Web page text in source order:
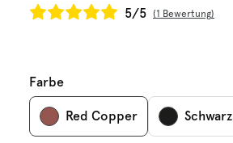
5/5
1 Bewertung
Farbe
Red Copper Schwarz